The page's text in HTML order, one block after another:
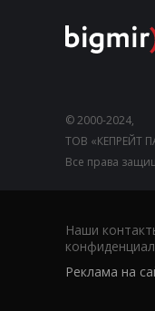
© 2000-2024,
ТОВ «КЕПРЕЙТ
Все права
Наши
Реклама на